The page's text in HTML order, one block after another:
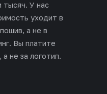
тысяч. У нас
уходит в
а не в
Вы платите
а не за логотип.